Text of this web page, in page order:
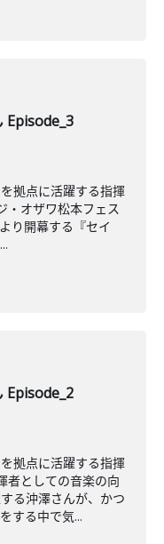
Episode_3
拠点に活躍する指揮
・オザワ松本フェス
り開幕する『セイ
Episode_2
拠点に活躍する指揮
者としての音楽の向
る沖澤さんが、かつ
する中で気...